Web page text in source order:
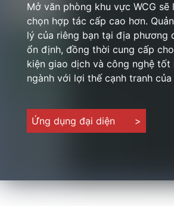
Mở văn phòng khu vực WCG sẽ
chọn hợp tác cấp cao hơn.
lý của riêng bạn tại địa phương
ổn định, đồng thời cung cấp
kiện giao dịch và công nghệ tốt
ngành với lợi thế cạnh tranh
Ứng dụng đại diện >